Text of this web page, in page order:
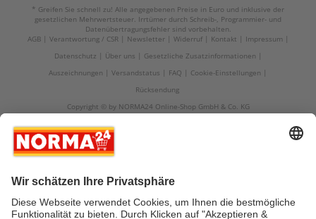
* Greifen Sie schnell zu! Alle angegebenen Preise in Euro und inklusive der
gesetzlichen Mehrwertsteuer. Irrtümer durch Schreib-, Programmier- und
Datenübertragungsfehler sind vorbehalten.
AGB
Verantwortung / CSR Newsletter Widerruf Kontakt
Impressum
Datenschutz
Über uns
Gesetzliche Zusatzinformationen
Auszeichnungen
Versandstatus FAQ
Cookie-Einstellungen
Rücksendung
Copyright © by NORMA24 Online-Shop GmbH & Co. KG